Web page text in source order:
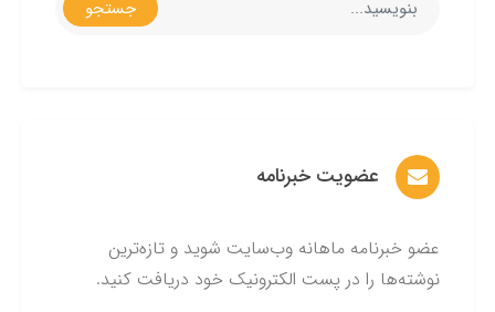
جستجو
عضویت خبرنامه
عضو خبرنامه ماهانه وب‌سایت شوید و تازه‌ترین
نوشته‌ها را در پست الکترونیک خود دریافت کنید.